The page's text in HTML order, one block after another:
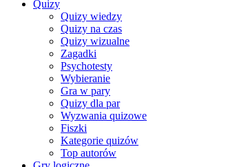
Quizy
Quizy wiedzy
Quizy na czas
Quizy wizualne
Zagadki
Psychotesty
Wybieranie
Gra w pary
Quizy dla par
Wyzwania quizowe
Fiszki
Kategorie quizów
Top autorów